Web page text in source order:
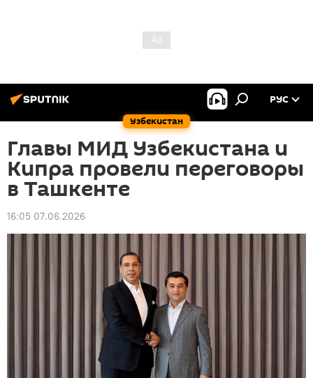
Узбекистан
РУС
Главы МИД Узбекистана и
Кипра провели переговоры
в Ташкенте
16:05 07.06.2026